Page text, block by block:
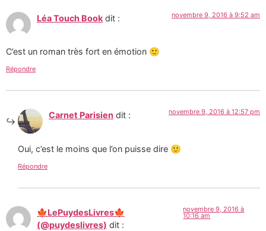
Léa Touch Book dit : novembre 9, 2016 à 9:52 am
C’est un roman très fort en émotion 🙂
Répondre
Carnet Parisien dit : novembre 9, 2016 à 12:57 pm
Oui, c’est le moins que l’on puisse dire 🙂
Répondre
🍁LePuydesLivres🍁
(@puydeslivres) dit :
novembre 9, 2016 à
10:16 am